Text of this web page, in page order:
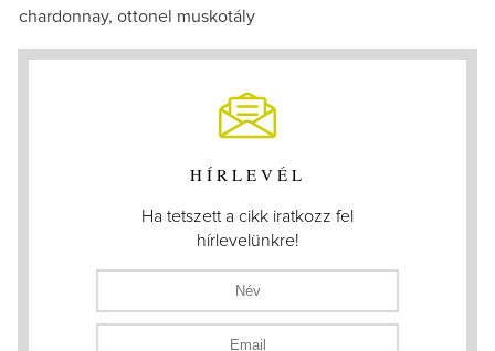
chardonnay, ottonel muskotály
HÍRLEVÉL
Ha tetszett a cikk iratkozz fel
hírlevelünkre!